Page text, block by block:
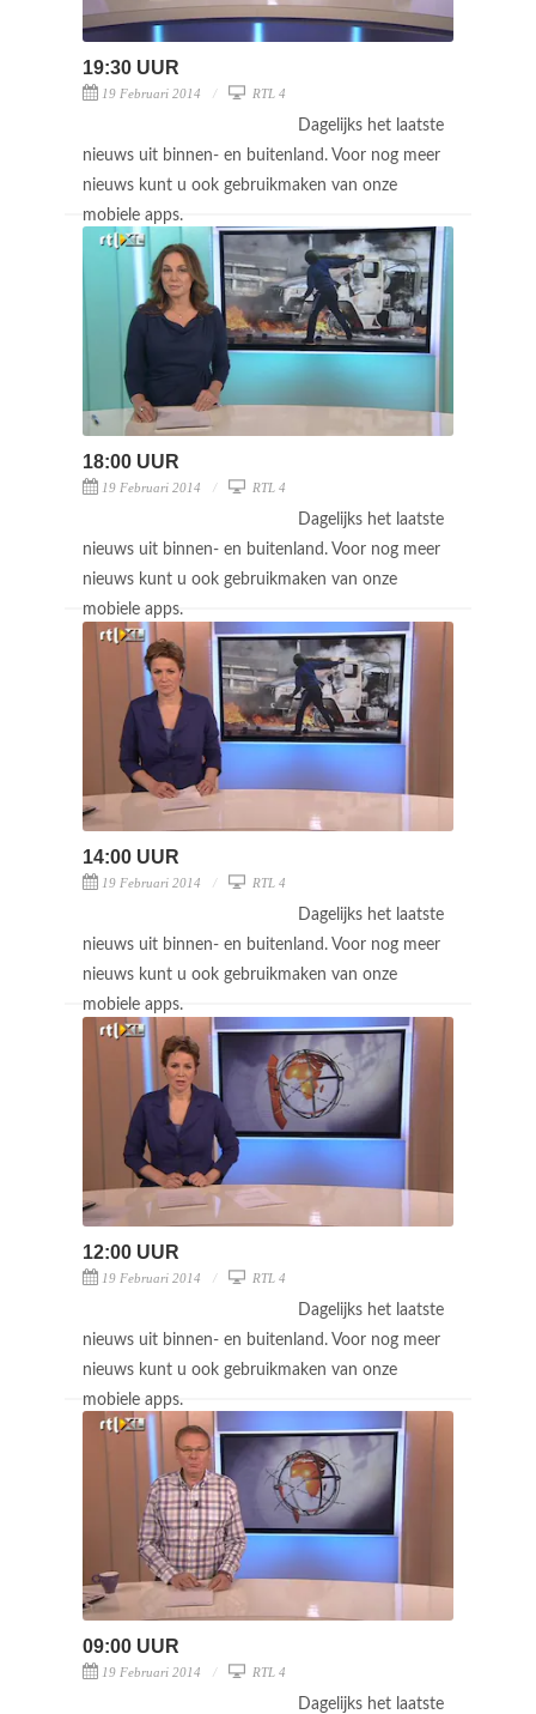
19:30 UUR
19 Februari 2014 RTL 4
Dagelijks het laatste
nieuws uit binnen- en buitenland. Voor nog meer
nieuws kunt u ook gebruikmaken van onze
mobiele apps.
18:00 UUR
19 Februari 2014 RTL 4
Dagelijks het laatste
nieuws uit binnen- en buitenland. Voor nog meer
nieuws kunt u ook gebruikmaken van onze
mobiele apps.
14:00 UUR
19 Februari 2014 RTL 4
Dagelijks het laatste
nieuws uit binnen- en buitenland. Voor nog meer
nieuws kunt u ook gebruikmaken van onze
mobiele apps.
12:00 UUR
19 Februari 2014 RTL 4
Dagelijks het laatste
nieuws uit binnen- en buitenland. Voor nog meer
nieuws kunt u ook gebruikmaken van onze
mobiele apps.
09:00 UUR
19 Februari 2014 RTL 4
Dagelijks het laatste